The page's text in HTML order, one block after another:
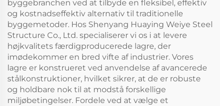
byggebranchen ved at tilbyde en fleksibel, effektiv
og kostnadseffektiv alternativ til traditionelle
byggemetoder. Hos Shenyang Huaying Weiye Steel
Structure Co., Ltd. specialiserer vi os i at levere
højkvalitets færdigproducerede lagre, der
imødekommer en bred vifte af industrier. Vores
lagre er konstrueret ved anvendelse af avancerede
stålkonstruktioner, hvilket sikrer, at de er robuste
og holdbare nok til at modstå forskellige
miljøbetingelser. Fordele ved at vælge et